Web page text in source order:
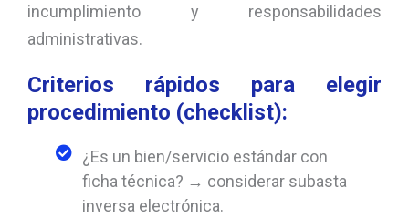
incumplimiento y responsabilidades
administrativas.
Criterios rápidos para elegir
procedimiento (checklist):
¿Es un bien/servicio estándar con
ficha técnica? → considerar subasta
inversa electrónica.